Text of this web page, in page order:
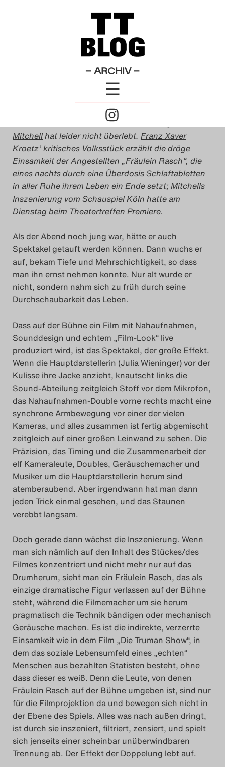
– ARCHIV –
☰
Click
to
Open
Naviagtion
2009
Das Theatertreffen-Blog
2010
Das Theatertreffen-Blog
2011
Das Theatertreffen-Blog
2012
Das Theatertreffen-Blog
Das Theatertreffen-Blog
2014
Das Theatertreffen-Blog
Das Theatertreffen-Blog
2016
Das Theatertreffen-Blog
2017
Das Theatertreffen-Blog
2018
Das Theatertreffen-Blog
2018 Alumni
Das Theatertreffen-Blog
2019
Das Theatertreffen-Blog
2020
Das Theatertreffen-Blog
2021
Das Theatertreffen-Blog
2022
Das Theatertreffen-Blog
2023
Das Theatertreffen-Blog
2024
Theatertreffen-Blog 2009
Kein Effekt ist unsterblich
Matthias Weigel
“ in der Inszenierung von
Mitchellhat leider nicht überlebt. Franz Xaver
Kroetz’ kritisches Volksstück erzählt die dröge
Einsamkeit der Angestellten „Fräulein Rasch“, die
eines nachts durch eine Überdosis Schlaftabletten
in aller Ruhe ihrem Leben ein Ende setzt; Mitchells
Inszenierung vom Schauspiel Köln hatte am
Dienstag beim Theatertreffen Premiere.
Als der Abend noch jung war, hätte er auch
Spektakel getauft werden können. Dann wuchs er
auf, bekam Tiefe und Mehrschichtigkeit, so dass
man ihn ernst nehmen konnte. Nur alt wurde er
nicht, sondern nahm sich zu früh durch seine
Durchschaubarkeit das Leben.
Dass auf der Bühne ein Film mit Nahaufnahmen,
Sounddesign und echtem „Film-Look“ live
produziert wird, ist das Spektakel, der große Effekt.
Wenn die Hauptdarstellerin (Julia Wieninger) vor der
Kulisse ihre Jacke anzieht, knautscht links die
Sound-Abteilung zeitgleich Stoff vor dem Mikrofon,
das Nahaufnahmen-Double vorne rechts macht eine
synchrone Armbewegung vor einer der vielen
Kameras, und alles zusammen ist fertig abgemischt
zeitgleich auf einer großen Leinwand zu sehen. Die
Präzision, das Timing und die Zusammenarbeit der
elf Kameraleute, Doubles, Geräuschemacher und
Musiker um die Hauptdarstellerin herum sind
atemberaubend. Aber irgendwann hat man dann
jeden Trick einmal gesehen, und das Staunen
verebbt langsam.
Doch gerade dann wächst die Inszenierung. Wenn
man sich nämlich auf den Inhalt des Stückes/des
Filmes konzentriert und nicht mehr nur auf das
Drumherum, sieht man ein Fräulein Rasch, das als
einzige dramatische Figur verlassen auf der Bühne
steht, während die Filmemacher um sie herum
pragmatisch die Technik bändigen oder mechanisch
Geräusche machen. Es ist die indirekte, verzerrte
Einsamkeit wie in dem Film „Die Truman Show“, in
dem das soziale Lebensumfeld eines „echten“
Menschen aus bezahlten Statisten besteht, ohne
dass dieser es weiß. Denn die Leute, von denen
Fräulein Rasch auf der Bühne umgeben ist, sind nur
für die Filmprojektion da und bewegen sich nicht in
der Ebene des Spiels. Alles was nach außen dringt,
ist durch sie inszeniert, filtriert, zensiert, und spielt
sich jenseits einer scheinbar unüberwindbaren
Trennung ab. Der Effekt der Doppelung lebt auf.